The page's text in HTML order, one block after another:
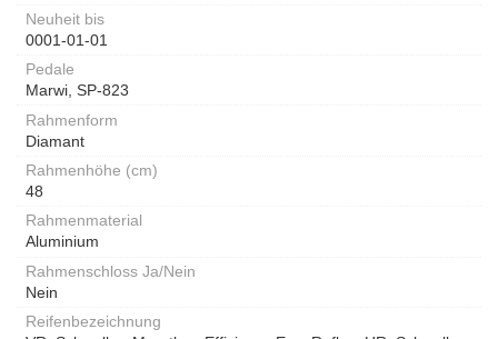
Neuheit bis
0001-01-01
Pedale
Marwi, SP-823
Rahmenform
Diamant
Rahmenhöhe (cm)
48
Rahmenmaterial
Aluminium
Rahmenschloss Ja/Nein
Nein
Reifenbezeichnung